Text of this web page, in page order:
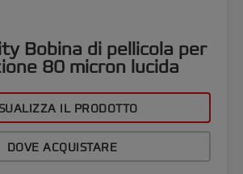
Bobina di pellicola per
80 micron lucida
IL PRODOTTO
DOVE ACQUISTARE